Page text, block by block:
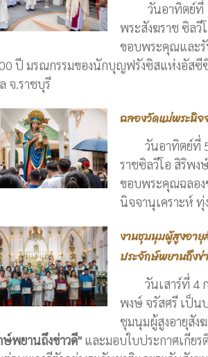
วันอาทิตย์ที่ 12
พระสังฆราช ซิล
ขอบพระคุณและ
ปี มรณกรรมของนักบุญฟรังซิสแห่งอัสซี
จ.ราชบุรี
ฉลองวัดแม่พระนิจ
วันอาทิตย์ที่ 5
ราชซิลวีโอ สิริพ
ขอบพระคุณฉลอง
นิจจานุเคราะห์ ทุ่
งานชุมนุมผู้สูงอา
ประจักษ์พยานถึงข่
วันเสาร์ที่ 4 ก
พงษ์ จรัสศรี เป็
ชุมนุมผู้สูงอายุสั
พยานถึงข่าวดี" และมอบใบประกาศเกีย